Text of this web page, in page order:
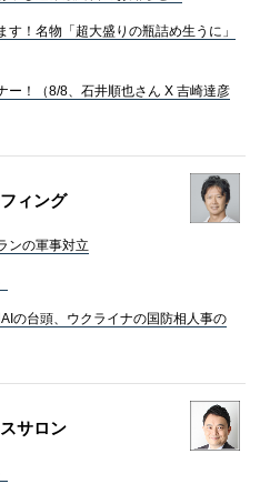
！名物「超大盛りの瓶詰め生うに」
ー！（8/8、石井順也さん X 吉崎達彦
ィング
ンの軍事対立
の台頭、ウクライナの国防相人事の
サロン